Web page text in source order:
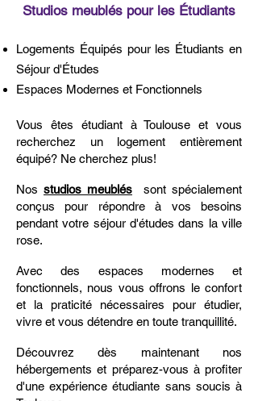
Studios meublés pour les Étudiants
Logements Équipés pour les Étudiants en
Séjour d'Études
Espaces Modernes et Fonctionnels
Vous êtes étudiant à Toulouse et vous
recherchez un logement entièrement
équipé? Ne cherchez plus!
Nos studios meublés sont spécialement
conçus pour répondre à vos besoins
pendant votre séjour d'études dans la ville
rose.
Avec des espaces modernes et
fonctionnels, nous vous offrons le confort
et la praticité nécessaires pour étudier,
vivre et vous détendre en toute tranquillité.
Découvrez dès maintenant nos
hébergements et préparez-vous à profiter
d'une expérience étudiante sans soucis à